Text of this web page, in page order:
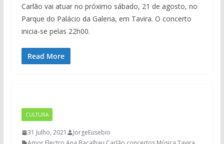
Carlão vai atuar no próximo sábado, 21 de agosto, no
Parque do Palácio da Galeria, em Tavira. O concerto
inicia-se pelas 22h00.
Read More
CULTURA
31 Julho, 2021
JorgeEusebio